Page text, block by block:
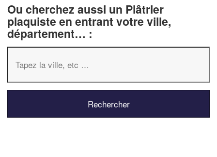
Ou cherchez aussi un Plâtrier
plaquiste en entrant votre ville,
département… :